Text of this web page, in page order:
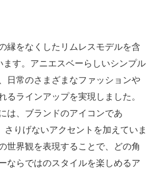
縁をなくしたリムレスモデルを含
ます。アニエスベーらしいシンプル
日常のさまざまなファッションや
るラインアップを実現しました。
は、ブランドのアイコンであ
さりげないアクセントを加えていま
世界観を表現することで、どの角
ならではのスタイルを楽しめるア